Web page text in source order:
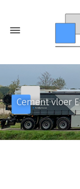
Cement vloer